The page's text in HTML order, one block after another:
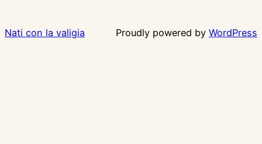
Nati con la valigia Proudly powered by WordPress